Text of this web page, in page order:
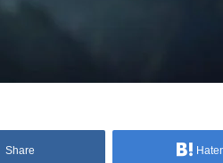
Share